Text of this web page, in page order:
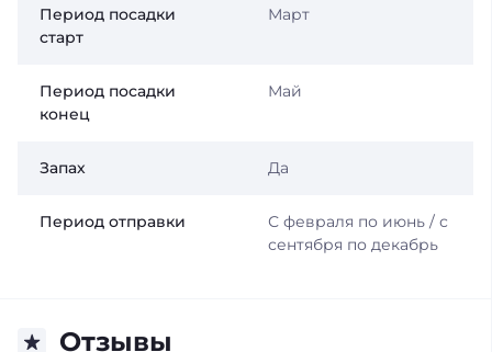
Период посадки
старт
Март
Период посадки
конец
Май
Запах Да
Период отправки
С февраля по июнь / с
сентября по декабрь
Отзывы